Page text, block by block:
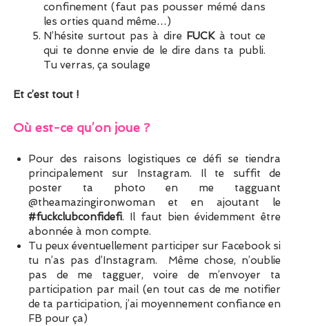
confinement (faut pas pousser mémé dans
les orties quand même…)
N’hésite surtout pas à dire FUCKà tout ce
qui te donne envie de le dire dans ta publi.
Tu verras, ça soulage
Et c’est tout !
Où est-ce qu’on joue ?
Pour des raisons logistiques ce défi se tiendra
principalement sur Instagram. Il te suffit de
poster ta photo en me tagguant
@theamazingironwoman et en ajoutant le
#fuckclubconfidefi. Il faut bien évidemment être
abonnée à mon compte.
Tu peux éventuellement participer sur Facebook si
tu n’as pas d’Instagram. Même chose, n’oublie
pas de me tagguer, voire de m’envoyer ta
participation par mail (en tout cas de me notifier
de ta participation, j’ai moyennement confiance en
FB pour ça)